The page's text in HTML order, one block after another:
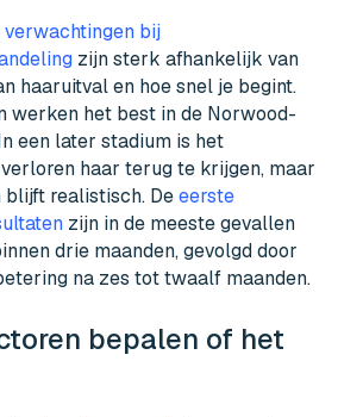
bij
zijn sterk afhankelijk van
haaruitval en hoe snel je begint.
werken het best in de Norwood-
een later stadium is het
haar terug te krijgen, maar
blijft realistisch. Deeerste
zijn in de meeste gevallen
drie maanden, gevolgd door
na zes tot twaalf maanden.
bepalen of het